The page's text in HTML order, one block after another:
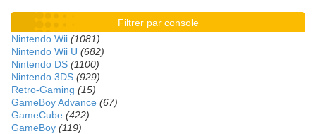
Filtrer par console
Nintendo Wii (1081)
Nintendo Wii U (682)
Nintendo DS (1100)
Nintendo 3DS (929)
Retro-Gaming (15)
GameBoy Advance (67)
GameCube (422)
GameBoy (119)